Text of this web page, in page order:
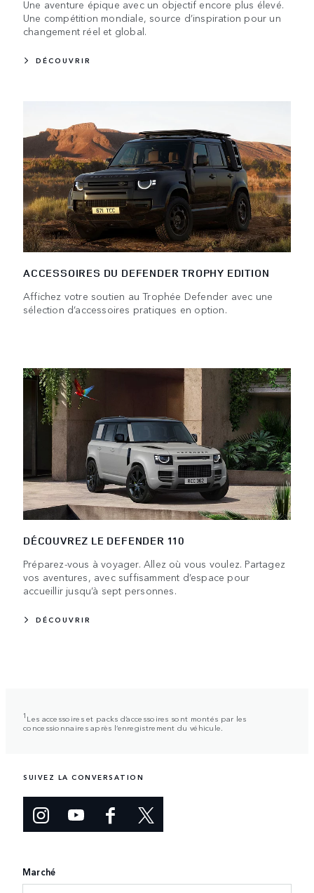
Une aventure épique avec un objectif encore plus élevé.
Une compétition mondiale, source d’inspiration pour un
changement réel et global.
DÉCOUVRIR
ACCESSOIRES DU DEFENDER TROPHY EDITION
Affichez votre soutien au Trophée Defender avec une
sélection d’accessoires pratiques en option.
DÉCOUVREZ LE DEFENDER 110
Préparez-vous à voyager. Allez où vous voulez. Partagez
vos aventures, avec suffisamment d’espace pour
accueillir jusqu’à sept personnes.
DÉCOUVRIR
1 Les accessoires et packs d’accessoires sont montés par les
concessionnaires après l’enregistrement du véhicule.
SUIVEZ LA CONVERSATION
Marché